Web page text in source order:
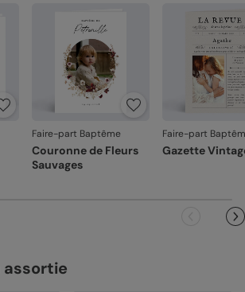
pour un résultat intact à l'ouverture.
notre priorité.
le moindre souci lié à l'impression, au
contactez-nous dans les
occupons de tout et relançons une
point concerne la personnalisation que
(texte, photo, mise en page), le produit
repris.
Faire-part Baptême
Couronne de Fleurs
Sauvages
Faire-part
Gazette
assortie